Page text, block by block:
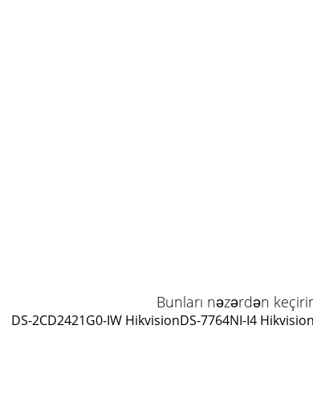
Bunları nəzərdən
DS-2CD2421G0-IW HikvisionDS-7764NI-I4 Hikvision